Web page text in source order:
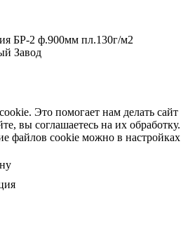
БР-2 ф.900мм пл.130г/м2
Завод
Это помогает нам делать сайт
вы соглашаетесь на их обработку.
файлов cookie можно в настройках